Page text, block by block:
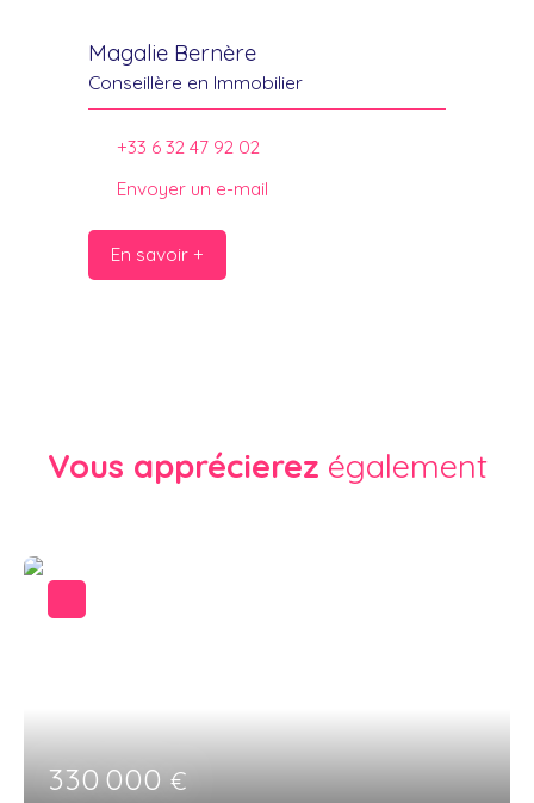
Magalie Bernère
Conseillère en Immobilier
+33 6 32 47 92 02
Envoyer un e-mail
En savoir +
Vous apprécierez également
330 000€